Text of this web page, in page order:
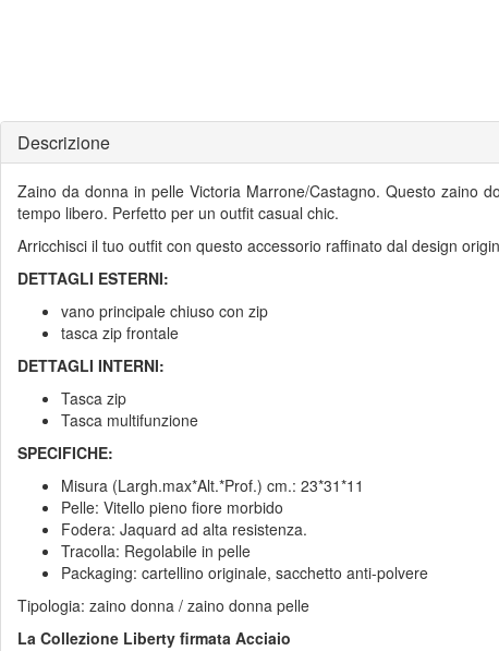
Descrizione
Zaino da donna in pelle Victoria Marrone/Castagno. Questo zaino
tempo libero. Perfetto per un outfit casual chic.
Arricchisci il tuo outfit con questo accessorio raffinato dal design
DETTAGLI ESTERNI:
vano principale chiuso con zip
tasca zip frontale
DETTAGLI INTERNI:
Tasca zip
Tasca multifunzione
SPECIFICHE:
Misura (Largh.max*Alt.*Prof.) cm.: 23*31*11
Pelle: Vitello pieno fiore morbido
Fodera: Jaquard ad alta resistenza.
Tracolla: Regolabile in pelle
Packaging: cartellino originale, sacchetto anti-polvere
Tipologia: zaino donna / zaino donna pelle
La Collezione Liberty firmata Acciaio